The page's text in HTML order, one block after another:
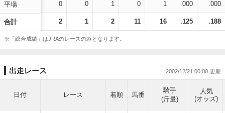
平場
合計
0 0 1 0 1 .000 .000
2 1 2 11 16 .125 .188
※「総合成績」はJRAのレースのみとなります。
出走レース 2002/12/21 00:00
日付 レース 着順 馬番
騎手
(斤量)
人気
(オッズ)